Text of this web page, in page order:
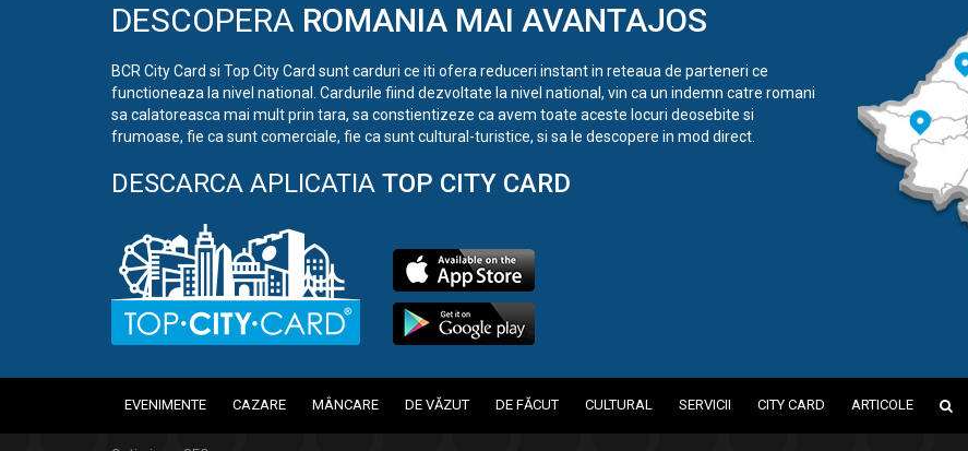
DESCOPERA ROMANIA MAI AVANTAJOS
BCR City Card si Top City Card sunt carduri ce iti ofera reduceri instant in reteaua de parteneri ce
functioneaza la nivel national. Cardurile fiind dezvoltate la nivel national, vin ca un indemn catre romani
sa calatoreasca mai mult prin tara, sa constientizeze ca avem toate aceste locuri deosebite si
frumoase, fie ca sunt comerciale, fie ca sunt cultural-turistice, si sa le descopere in mod direct.
DESCARCA APLICATIA TOP CITY CARD
EVENIMENTE CAZARE MÂNCARE DE VĂZUT DE FĂCUT CULTURAL SERVICII CITY CARD ARTICOLE